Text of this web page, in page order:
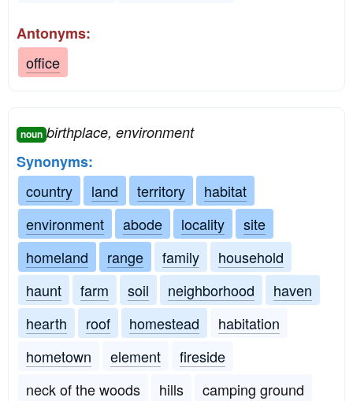
Antonyms:
office
noun birthplace, environment
Synonyms:
country
land territory
habitat
environment
abode locality
site
homeland
range family
household
haunt
farm soil neighborhood
haven
hearth
roof homestead
habitation
hometown
element
fireside
neck of the woods
hills
camping ground